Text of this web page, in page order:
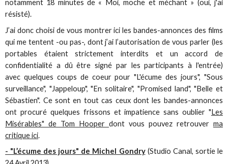
notamment 18 minutes de « Moi, moche et méchant » (oui, j'ai
résisté).
J’ai donc choisi de vous montrer ici les bandes-annonces des films
qui me tentent -ou pas-, dont j’ai l’autorisation de vous parler (les
portables étaient strictement interdits et un accord de
confidentialité a dû être signé par les participants à l'entrée)
avec quelques coups de coeur pour "L'écume des jours", "Sous
surveillance", "Jappeloup", "En solitaire", "Promised land", "Belle et
Sébastien". Ce sont en tout cas ceux dont les bandes-annonces
ont procuré quelques frissons et impatience sans oublier "Les
Misérables" de Tom Hooper dont vous pouvez retrouver ma
critique ici.
- "L’écume des jours" de Michel Gondry(Studio Canal, sortie le